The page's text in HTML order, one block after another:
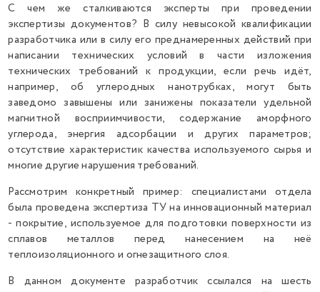
С чем же сталкиваются эксперты при проведении
экспертизы документов? В силу невысокой квалификации
разработчика или в силу его преднамеренных действий при
написании технических условий в части изложения
технических требований к продукции, если речь идёт,
например, об углеродных нанотрубках, могут быть
заведомо завышены или занижены показатели удельной
магнитной восприимчивости, содержание аморфного
углерода, энергия адсорбации и других параметров;
отсутствие характеристик качества используемого сырья и
многие другие нарушения требований.
Рассмотрим конкретный пример: специалистами отдела
была проведена экспертиза ТУ на инновационный материал
- покрытие, используемое для подготовки поверхности из
сплавов металлов перед нанесением на неё
теплоизоляционного и огнезащитного слоя.
В данном документе разработчик ссылался на шесть